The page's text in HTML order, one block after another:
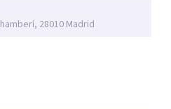
regresiva para el
28010 Madrid